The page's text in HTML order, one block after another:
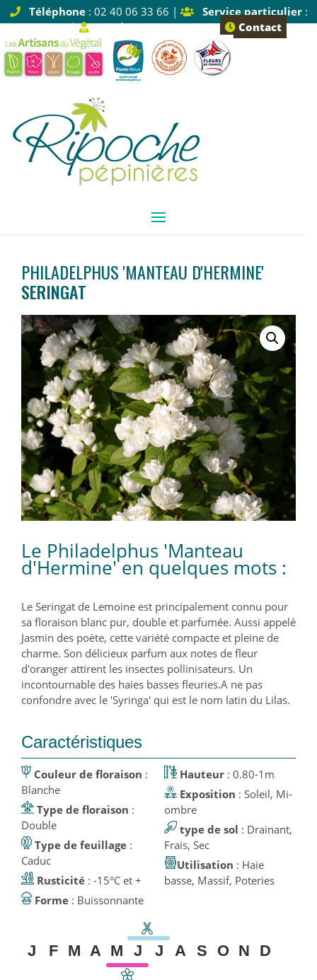
Téléphone: 02 40 06 33 66 | Service particulier:
Tapez 1 |
Service pro: Tapez 2 Contact
PHILADELPHUS 'MANTEAU D'HERMINE'
SERINGAT
Le Philadelphus 'Manteau
d'Hermine' en quelques mots :
Le Seringat de Lemoine est principalement connu pour
sa floraison blanc pur, double et parfumée. Aussi appelé
Jasmin des poète, cette variété compacte et pleine de
charme. Son délicieux parfum aux notes de fleur
d'oranger attirent les insectes pollinisateurs. Un
incontournable des haies basses fleuries.A ne pas
confondre avec le 'Syringa' qui est le nom latin du Lilas.
Caractéristiques
Couleur de floraison :
Blanche
Type de floraison :
Double
Type de feuillage :
Caduc
Rusticité : -15°C et +
Forme
: Buissonnante
Hauteur: 0.80-1m
Exposition : Soleil, Mi-
ombre
type de sol : Drainant,
Frais, Sec
Utilisation : Haie
basse, Massif, Poteries
J F M A M J J A S O N D